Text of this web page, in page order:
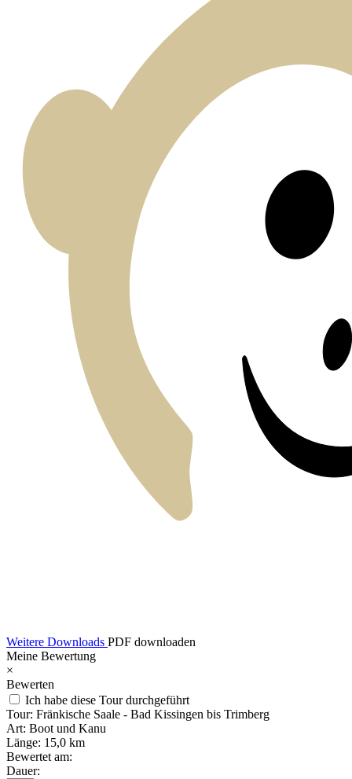
Weitere Downloads PDF downloaden
Meine Bewertung
×
Bewerten
Ich habe diese Tour durchgeführt
Tour: Fränkische Saale - Bad Kissingen bis Trimberg
Art: Boot und Kanu
Länge: 15,0 km
Bewertet am:
Dauer: